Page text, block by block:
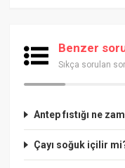
Benzer
Sıkça sorulan
Antep fıstığı ne
Çayı soğuk içilir